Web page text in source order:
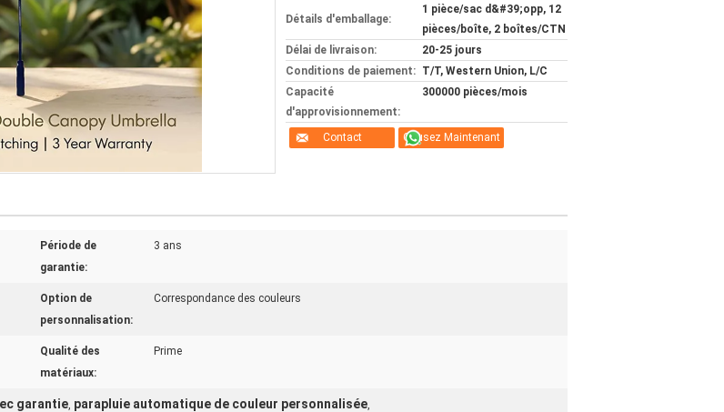
Détails d'emballage:
1 pièce/sac d&#39;opp, 12
pièces/boîte, 2 boîtes/CTN
Délai de livraison:
20-25 jours
Conditions de paiement: T/T, Western Union, L/C
Capacité
d'approvisionnement:
300000 pièces/mois
Contact Causez Maintenant
Période de
garantie:
3 ans
Option de
personnalisation:
Correspondance des couleurs
Qualité des
matériaux:
Prime
garantie, parapluie automatique de couleur personnalisée,